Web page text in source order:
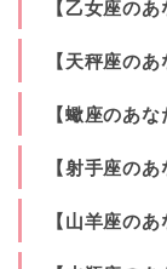
【乙女座
【天秤座
【蠍座の
【射手座
【山羊座